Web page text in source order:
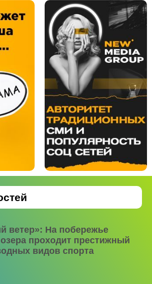
ветер»: На побережье
проходит престижный
видов спорта